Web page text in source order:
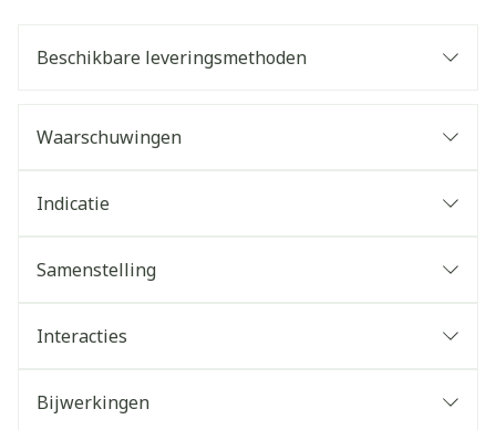
Beschikbare leveringsmethoden
Waarschuwingen
Indicatie
Samenstelling
Interacties
Bijwerkingen